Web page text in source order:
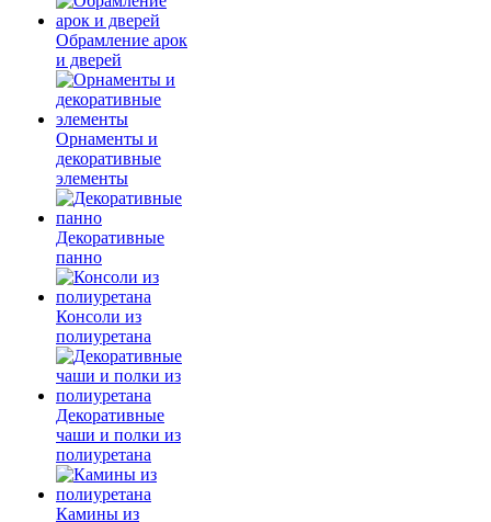
Обрамление арок
и дверей
Орнаменты и
декоративные
элементы
Декоративные
панно
Консоли из
полиуретана
Декоративные
чаши и полки из
полиуретана
Камины из